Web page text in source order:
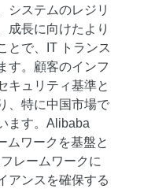
システムのレジリ
成長に向けたより
とで、IT トランス
す。顧客のインフ
キュリティ基準と
、特に中国市場で
ます。Alibaba
ムワークを基盤と
レームワークに
アンスを確保する